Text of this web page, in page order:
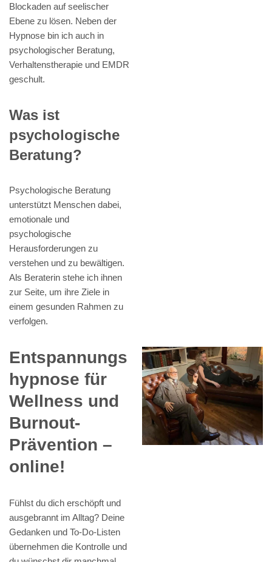
Blockaden auf seelischer
Ebene zu lösen. Neben der
Hypnose bin ich auch in
psychologischer Beratung,
Verhaltenstherapie und EMDR
geschult.
Was ist
psychologische
Beratung?
Psychologische Beratung
unterstützt Menschen dabei,
emotionale und
psychologische
Herausforderungen zu
verstehen und zu bewältigen.
Als Beraterin stehe ich ihnen
zur Seite, um ihre Ziele in
einem gesunden Rahmen zu
verfolgen.
Entspannungs
hypnose für
Wellness und
Burnout-
Prävention –
online!
Fühlst du dich erschöpft und
ausgebrannt im Alltag? Deine
Gedanken und To-Do-Listen
übernehmen die Kontrolle und